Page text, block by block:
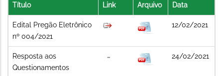
Título Link Arquivo Data
Edital Pregão Eletrônico
nº 004/2021
12/02/2021
Resposta aos
Questionamentos
24/02/2021